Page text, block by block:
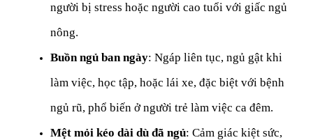
người bị stress hoặc người cao tuổi với giấc ngủ
nông.
Buồn ngủ ban ngày: Ngáp liên tục, ngủ gật khi
làm việc, học tập, hoặc lái xe, đặc biệt với bệnh
ngủ rũ, phổ biến ở người trẻ làm việc ca đêm.
Mệt mỏi kéo dài dù đã ngủ: Cảm giác kiệt sức,